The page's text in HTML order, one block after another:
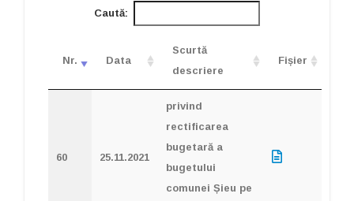
Caută:
Nr. Data
Scurtă
descriere
Fișier
60 25.11.2021
privind
rectificarea
bugetară a
bugetului
comunei Șieu pe